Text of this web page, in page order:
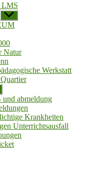
LMS
Untermenü
anzeigen
Natur
Werkstatt
und abmeldung
Krankheiten
Unterrichtsausfall